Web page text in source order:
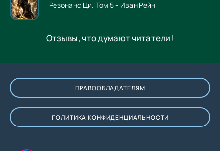
Резонанс Ци. Том 5 - Иван Рейн
Отзывы, что думают читатели!
ПРАВООБЛАДАТЕЛЯМ
ПОЛИТИКА КОНФИДЕНЦИАЛЬНОСТИ